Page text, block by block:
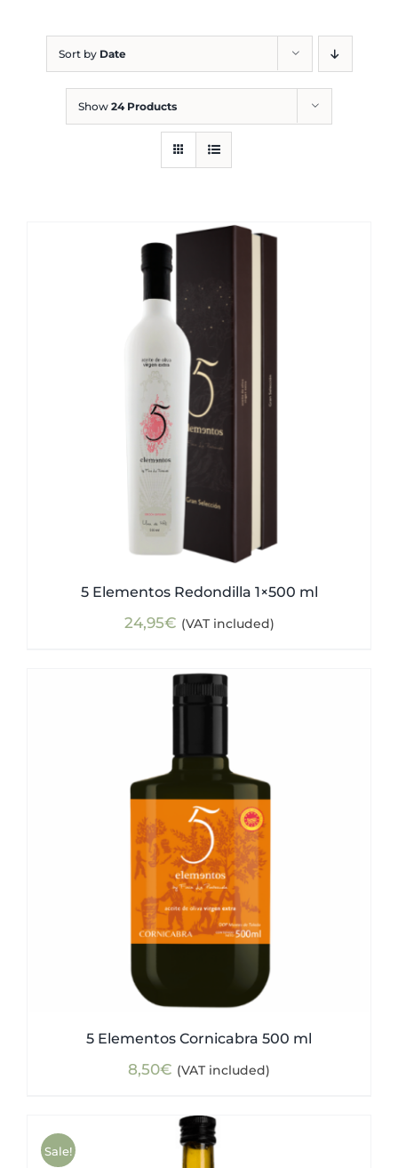
Sort by Date
Show 24 Products
5 Elementos Redondilla 1×500 ml
24,95€ (VAT included)
5 Elementos Cornicabra 500 ml
8,50€ (VAT included)
Sale!